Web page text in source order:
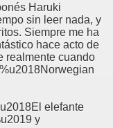
Haruki
sin leer nada, y
Siempre me ha
hace acto de
realmente cuando
elefante
y